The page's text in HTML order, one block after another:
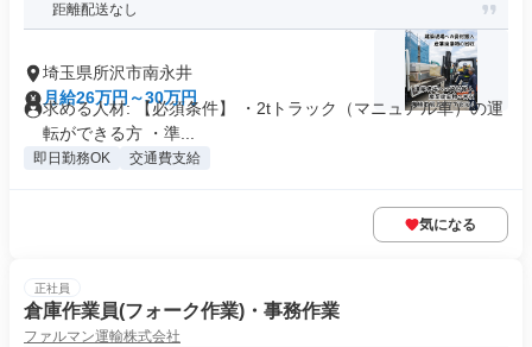
距離配送なし
埼玉県所沢市南永井
月給26万円～30万円
求める人材: 【必須条件】 ・2tトラック（マニュアル車）の運
転ができる方 ・準...
即日勤務OK 交通費支給
気になる
正社員
倉庫作業員(フォーク作業)・事務作業
ファルマン運輸株式会社